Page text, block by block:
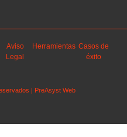
Aviso
Legal
Herramientas Casos de
éxito
| PreAsyst Web